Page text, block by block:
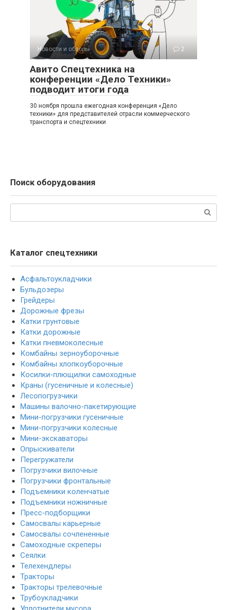
Новости и обзоры 2
Авито Спецтехника на
конференции «Дело Техники»
подводит итоги года
30 ноября прошла ежегодная конференция «Дело
техники» для представителей отрасли коммерческого
транспорта и спецтехники
Поиск оборудования
Каталог спецтехники
Асфальтоукладчики
Бульдозеры
Грейдеры
Дорожные фрезы
Катки грунтовые
Катки дорожные
Катки пневмоколесные
Комбайны зерноуборочные
Комбайны хлопкоуборочные
Косилки-плющилки самоходные
Краны (гусеничные и колесные)
Лесопогрузчики
Машины валочно-пакетирующие
Мини-погрузчики гусеничные
Мини-погрузчики колесные
Мини-экскаваторы
Опрыскиватели
Перегружатели
Погрузчики вилочные
Погрузчики фронтальные
Подъемники коленчатые
Подъемники ножничные
Пресс-подборщики
Самосвалы карьерные
Самосвалы сочлененные
Самоходные скреперы
Сеялки
Телехендлеры
Тракторы
Тракторы трелевочные
Трубоукладчики